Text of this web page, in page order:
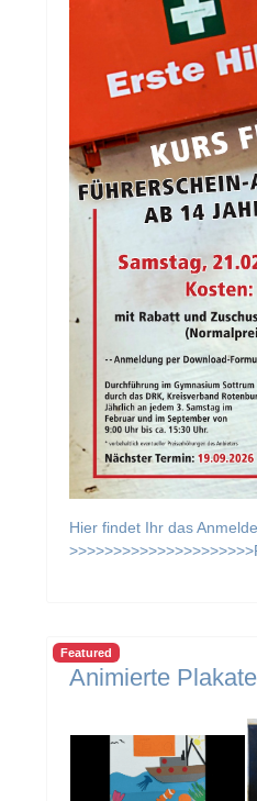
Hier findet Ihr das
Featured
Animierte Plakate